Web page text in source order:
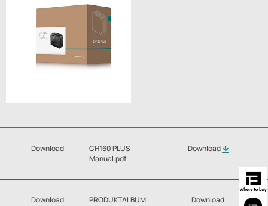
Download
CH160 PLUS
Manual.pdf
Download
Download PRODUKTALBUM Download